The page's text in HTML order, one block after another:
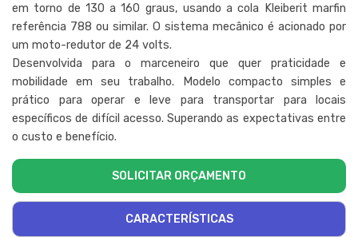
em torno de 130 a 160 graus, usando a cola Kleiberit marfin
referência 788 ou similar. O sistema mecânico é acionado por
um moto-redutor de 24 volts.
Desenvolvida para o marceneiro que quer praticidade e
mobilidade em seu trabalho. Modelo compacto simples e
prático para operar e leve para transportar para locais
específicos de difícil acesso. Superando as expectativas entre
o custo e benefício.
SOLICITAR ORÇAMENTO
CARACTERÍSTICAS